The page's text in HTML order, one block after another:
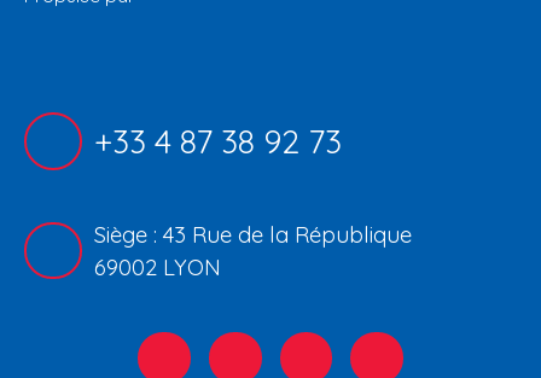
+33 4 87 38 92 73
Siège : 43 Rue de la République
69002 LYON